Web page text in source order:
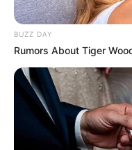
7. Radialista
BUZZ DAY
Rumors About Tiger